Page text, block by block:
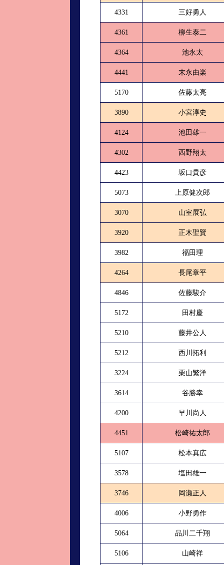
4331 三好勇人
4361 柳生泰二
4364 池永太
4441 末永由楽
5170 佐藤太亮
3890 小宮淳史
4124 池田雄一
4302 西野翔太
4423 坂口貴彦
5073 上原健次郎
3070 山室展弘
3920 正木聖賢
3982 福田理
4264 長尾章平
4846 佐藤駿介
5172 田村慶
5210 藤井公人
5212 西川拓利
3224 栗山繁洋
3614 谷勝幸
4200 早川尚人
4451 松崎祐太郎
5107 松本真広
3578 塩田雄一
3746 岡瀬正人
4006 小野勇作
5064 品川二千翔
5106 山崎祥